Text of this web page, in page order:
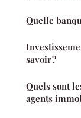
Quelle
savoir ?
Quels sont
agents